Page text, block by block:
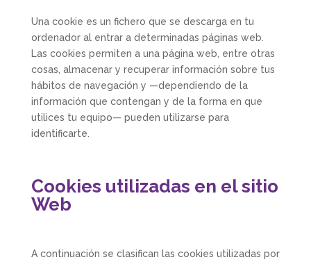
Una cookie es un fichero que se descarga en tu
ordenador al entrar a determinadas páginas web.
Las cookies permiten a una página web, entre otras
cosas, almacenar y recuperar información sobre tus
hábitos de navegación y —dependiendo de la
información que contengan y de la forma en que
utilices tu equipo— pueden utilizarse para
identificarte.
Cookies utilizadas en el sitio
Web
A continuación se clasifican las cookies utilizadas por